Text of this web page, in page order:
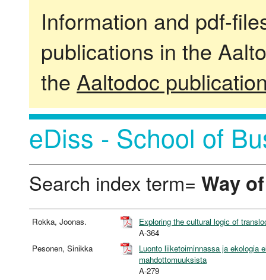
Information and pdf-
publications in the
the Aaltodoc
eDiss - School of
Search index term= Way
Rokka, Joonas.
Exploring the cultural logic of
A-364
Pesonen, Sinikka
Luonto liiketoiminnassa ja ekologia
mahdottomuuksista
A-279